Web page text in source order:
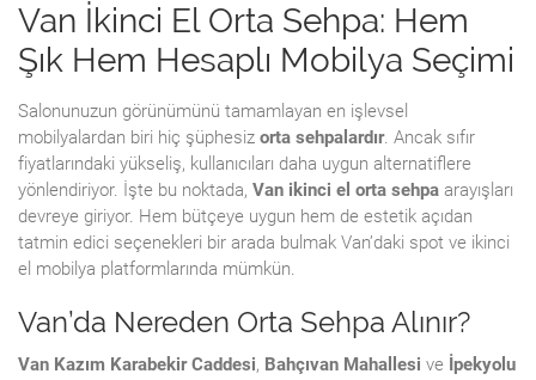
Van İkinci El Orta Sehpa: Hem
Şık Hem Hesaplı Mobilya Seçimi
Salonunuzun görünümünü tamamlayan en işlevsel
mobilyalardan biri hiç şüphesiz orta sehpalardır. Ancak sıfır
fiyatlarındaki yükseliş, kullanıcıları daha uygun alternatiflere
yönlendiriyor. İşte bu noktada, Van ikinci el orta sehpa arayışları
devreye giriyor. Hem bütçeye uygun hem de estetik açıdan
tatmin edici seçenekleri bir arada bulmak Van’daki spot ve ikinci
el mobilya platformlarında mümkün.
Van’da Nereden Orta Sehpa Alınır?
Van Kazım Karabekir Caddesi, Bahçıvan Mahallesi ve İpekyolu